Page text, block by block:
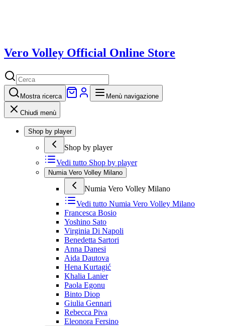
Vero Volley Official Online Store
Mostra ricerca Menù navigazione
Chiudi menù
Shop by player
Shop by player
Vedi tutto Shop by player
Numia Vero Volley Milano
Numia Vero Volley Milano
Vedi tutto Numia Vero Volley Milano
Francesca Bosio
Yoshino Sato
Virginia Di Napoli
Benedetta Sartori
Anna Danesi
Aida Dautova
Hena Kurtagić
Khalia Lanier
Paola Egonu
Binto Diop
Giulia Gennari
Rebecca Piva
Eleonora Fersino